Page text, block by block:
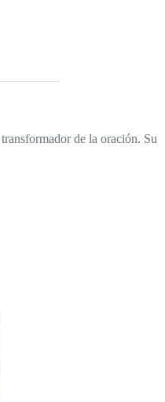
de la oración. Su